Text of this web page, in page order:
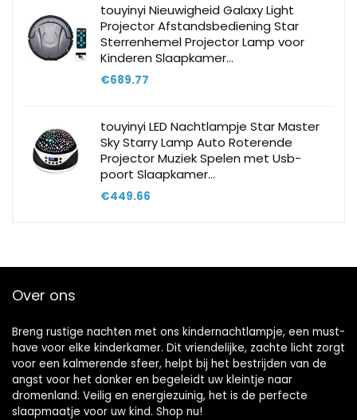
touyinyi Nieuwigheid Galaxy Light
Projector Afstandsbediening Star
Sterrenhemel Projector Lamp voor
Kinderen Slaapkamer…
€689.77
touyinyi LED Nachtlampje Star Master
Sky Starry Lamp Auto Roterende
Projector Muziek Spelen met Usb-
poort Slaapkamer…
€449.66
Over ons
Breng rustige nachten met ons kindernachtlampje, een must-
have voor elke kinderkamer. Dit vriendelijke, zachte licht zorgt
voor een kalmerende sfeer, helpt bij het bestrijden van de
angst voor het donker en begeleidt uw kleintje naar
dromenland. Veilig en energiezuinig, het is de perfecte
slaapmaatje voor uw kind. Shop nu!